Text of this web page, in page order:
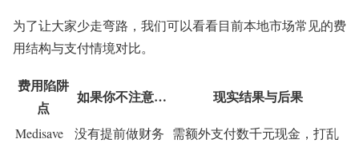
为了让大家少走弯路，我们可以看看目前本地市场常见的费
用结构与支付情境对比。
费用陷阱
点
如果你不注意… 现实结果与后果
Medisave
没有提前做财务 需额外支付数千元现金，打乱